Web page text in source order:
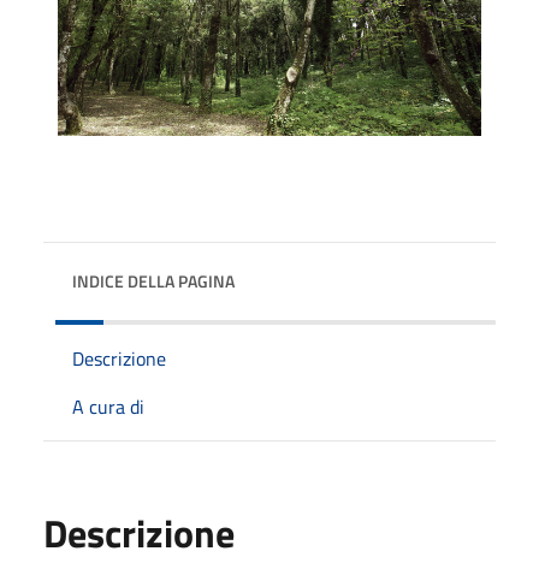
INDICE DELLA PAGINA
Descrizione
A cura di
Descrizione